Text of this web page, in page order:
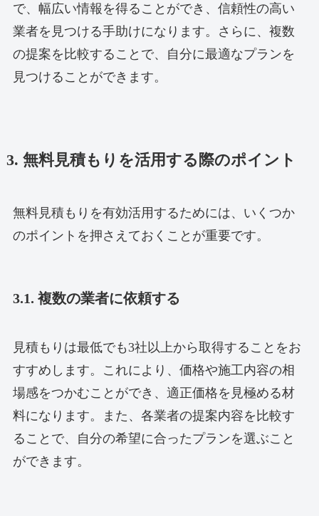
で、幅広い情報を得ることができ、信頼性の高い
業者を見つける手助けになります。さらに、複数
の提案を比較することで、自分に最適なプランを
見つけることができます。
3. 無料見積もりを活用する際のポイント
無料見積もりを有効活用するためには、いくつか
のポイントを押さえておくことが重要です。
3.1. 複数の業者に依頼する
見積もりは最低でも3社以上から取得することをお
すすめします。これにより、価格や施工内容の相
場感をつかむことができ、適正価格を見極める材
料になります。また、各業者の提案内容を比較す
ることで、自分の希望に合ったプランを選ぶこと
ができます。